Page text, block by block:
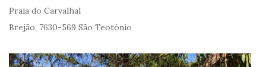
Praia do Carvalhal
Brejão, 7630-569 São Teotónio